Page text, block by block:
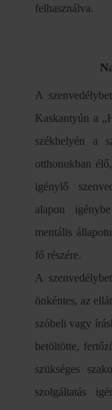
felhasználva.
A
Kaskantyún a
székhelyén a
otthonukban
igénylő
alapon
mentális
fő részére.
A
önkéntes, az
szóbeli vagy
betöltötte,
szükséges
szolgáltatás